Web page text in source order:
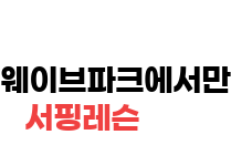
이브파크에서만
서핑레슨